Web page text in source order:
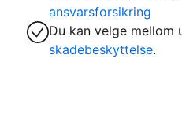
ansvarsforsikring
Du kan velge mellom
skadebeskyttelse.